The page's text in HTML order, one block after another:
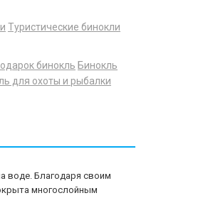
Туристические бинокли
бинокль Бинокль
для охоты и рыбалки
воде. Благодаря своим
многослойным